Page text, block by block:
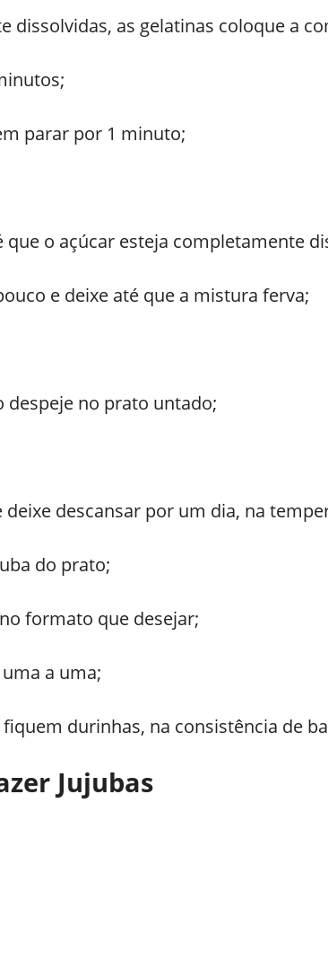
dissolvidas, as gelatinas coloque a
parar por 1 minuto;
o açúcar esteja completamente
e deixe até que a mistura ferva;
despeje no prato untado;
descansar por um dia, na
do prato;
formato que desejar;
a uma;
durinhas, na consistência de
Jujubas